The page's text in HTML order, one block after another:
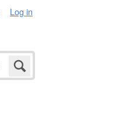
Log in